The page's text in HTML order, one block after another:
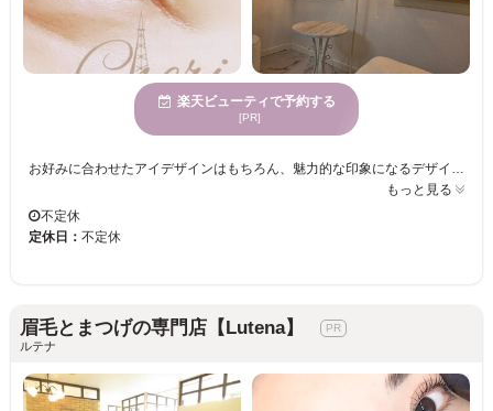
楽天ビューティで予約する
[PR]
もっと見る
不定休
定休日： 不定休
眉毛とまつげの専門店【Lutena】
ルテナ